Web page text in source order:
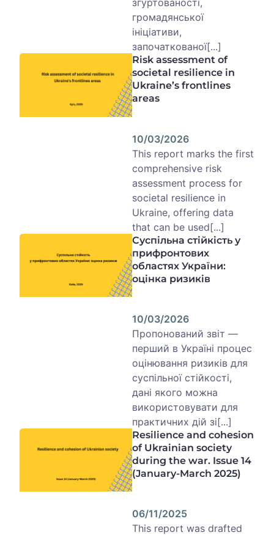
згуртованості,
громадянської
ініціативи,
започаткованої[...]
Risk assessment of
societal resilience in
Ukraine’s frontlines
areas
10/03/2026
This report marks the first
comprehensive risk
assessment process for
societal resilience in
Ukraine, offering data
that can be used[...]
Суспільна стійкість у
прифронтових
областях України:
оцінка ризиків
10/03/2026
Пропонований звіт —
перший в Україні процес
оцінювання ризиків для
суспільної стійкості,
дані якого можна
використовувати для
практичних дій зі[...]
Resilience and cohesion
of Ukrainian society
during the war. Issue 14
(January-March 2025)
06/11/2025
This report was drafted